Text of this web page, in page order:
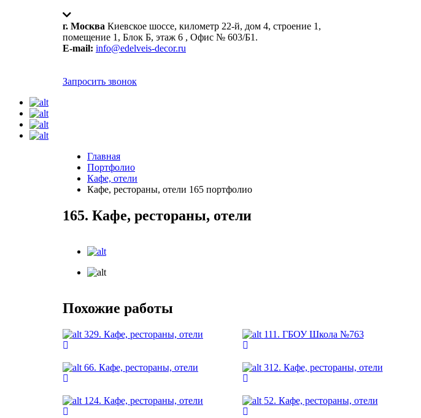
г. Москва Киевское шоссе, километр 22-й, дом 4, строение 1,
помещение 1, Блок Б, этаж 6 , Офис № 603/Б1.
E-mail: info@edelveis-decor.ru
Запросить звонок
Главная
Портфолио
Кафе, отели
Кафе, рестораны, отели 165 портфолио
165. Кафе, рестораны, отели
Похожие работы
329. Кафе, рестораны, отели 111. ГБОУ Школа №763
66. Кафе, рестораны, отели 312. Кафе, рестораны, отели
124. Кафе, рестораны, отели 52. Кафе, рестораны, отели